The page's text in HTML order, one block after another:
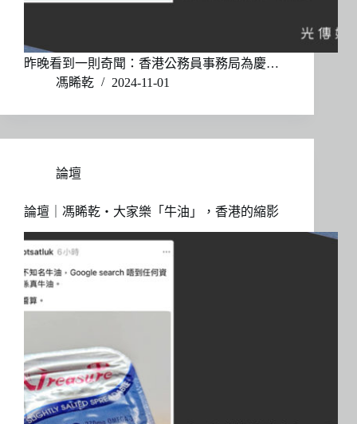
昨晚看到一則奇聞：香港公務員事務局為慶…
馮睎乾
2024-11-01
論壇
論壇｜馮睎乾・大家樂「牛油」，香港的縮影